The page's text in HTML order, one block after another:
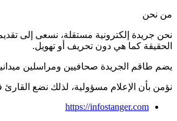
من نحن
نحن جريدة إلكترونية مستقلة، نسعى إلى
الحقيقة كما هي دون تحريف أو تهويل.
يضم طاقم الجريدة صحافيين ومراسلين
نؤمن بأن الإعلام مسؤولية، لذلك نضع
https://infostanger.com